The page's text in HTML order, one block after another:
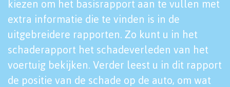
kiezen om het basisrapport aan te vullen met
extra informatie die te vinden is in de
uitgebreidere rapporten. Zo kunt u in het
schaderapport het schadeverleden van het
voertuig bekijken. Verder leest u in dit rapport
de positie van de schade op de auto, om wat